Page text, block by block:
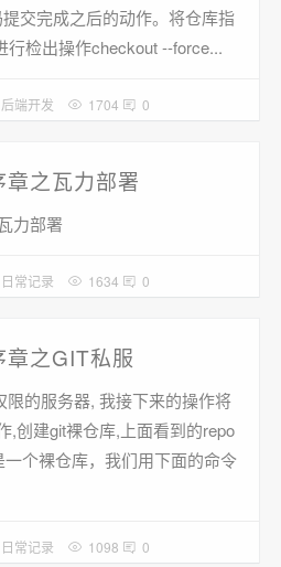
交完成之后的动作。将仓库指
行检出操作checkout --force...
后端开发 1704 0
之瓦力部署
力部署
日常记录 1634 0
章之GIT私服
限的服务器, 我接下来的操作将
,创建git裸仓库,上面看到的repo
个裸仓库，我们用下面的命令
日常记录 1098 0